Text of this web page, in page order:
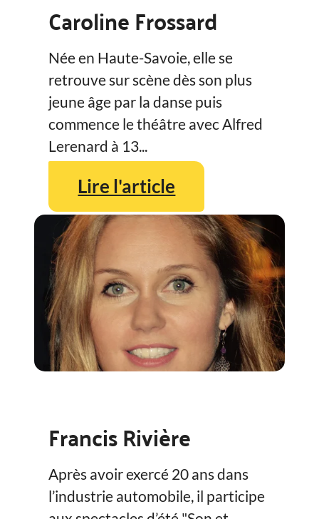
Caroline Frossard
Née en Haute-Savoie, elle se
retrouve sur scène dès son plus
jeune âge par la danse puis
commence le théâtre avec Alfred
Lerenard à 13...
Lire l'article
Francis Rivière
Après avoir exercé 20 ans dans
l’industrie automobile, il participe